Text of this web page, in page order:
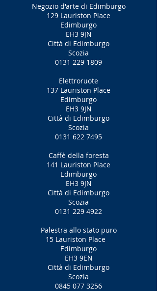
Negozio d'arte di Edimburgo
129 Lauriston Place
Edimburgo
EH3 9JN
Città di Edimburgo
Scozia
0131 229 1809
Elettroruote
137 Lauriston Place
Edimburgo
EH3 9JN
Città di Edimburgo
Scozia
0131 622 7495
Caffè della foresta
141 Lauriston Place
Edimburgo
EH3 9JN
Città di Edimburgo
Scozia
0131 229 4922
Palestra allo stato puro
15 Lauriston Place
Edimburgo
EH3 9EN
Città di Edimburgo
Scozia
0845 077 3256